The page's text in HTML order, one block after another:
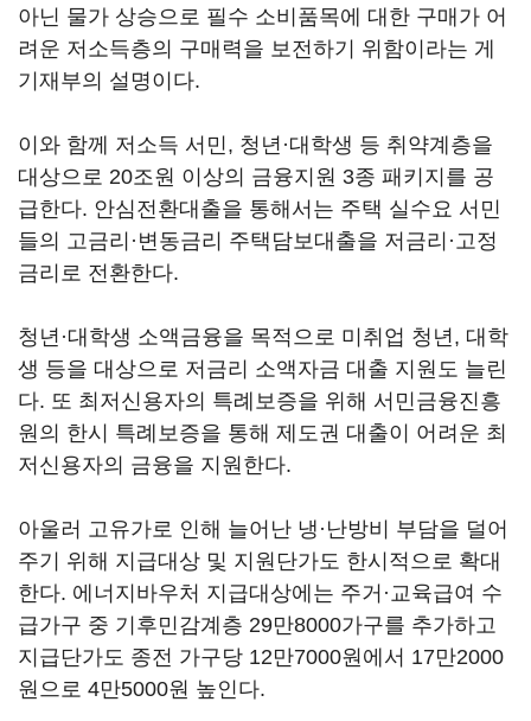
아닌 물가 상승으로 필수 소비품목에 대한 구매가 어
려운 저소득층의 구매력을 보전하기 위함이라는 게
기재부의 설명이다.
이와 함께 저소득 서민, 청년·대학생 등 취약계층을
대상으로 20조원 이상의 금융지원 3종 패키지를 공
급한다. 안심전환대출을 통해서는 주택 실수요 서민
들의 고금리·변동금리 주택담보대출을 저금리·고정
금리로 전환한다.
청년·대학생 소액금융을 목적으로 미취업 청년, 대학
생 등을 대상으로 저금리 소액자금 대출 지원도 늘린
다. 또 최저신용자의 특례보증을 위해 서민금융진흥
원의 한시 특례보증을 통해 제도권 대출이 어려운 최
저신용자의 금융을 지원한다.
아울러 고유가로 인해 늘어난 냉·난방비 부담을 덜어
주기 위해 지급대상 및 지원단가도 한시적으로 확대
한다. 에너지바우처 지급대상에는 주거·교육급여 수
급가구 중 기후민감계층 29만8000가구를 추가하고
지급단가도 종전 가구당 12만7000원에서 17만2000
원으로 4만5000원 높인다.